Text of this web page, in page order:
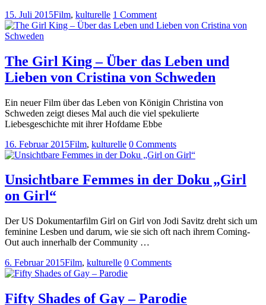
15. Juli 2015Film, kulturelle 1 Comment
The Girl King – Über das Leben und
Lieben von Cristina von Schweden
Ein neuer Film über das Leben von Königin Christina von
Schweden zeigt dieses Mal auch die viel spekulierte
Liebesgeschichte mit ihrer Hofdame Ebbe
16. Februar 2015Film, kulturelle 0 Comments
Unsichtbare Femmes in der Doku „Girl
on Girl“
Der US Dokumentarfilm Girl on Girl von Jodi Savitz dreht sich um
feminine Lesben und darum, wie sie sich oft nach ihrem Coming-
Out auch innerhalb der Community …
6. Februar 2015Film, kulturelle 0 Comments
Fifty Shades of Gay – Parodie